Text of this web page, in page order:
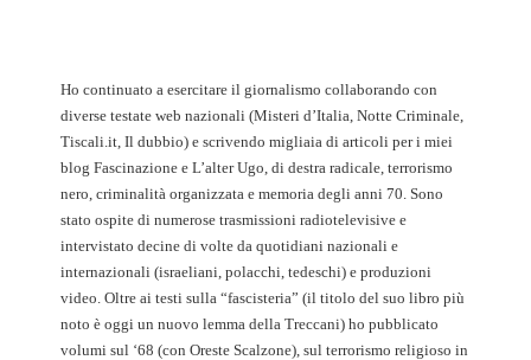
Ho continuato a esercitare il giornalismo collaborando con
diverse testate web nazionali (Misteri d’Italia, Notte Criminale,
Tiscali.it, Il dubbio) e scrivendo migliaia di articoli per i miei
blog Fascinazione e L’alter Ugo, di destra radicale, terrorismo
nero, criminalità organizzata e memoria degli anni 70. Sono
stato ospite di numerose trasmissioni radiotelevisive e
intervistato decine di volte da quotidiani nazionali e
internazionali (israeliani, polacchi, tedeschi) e produzioni
video. Oltre ai testi sulla “fascisteria” (il titolo del suo libro più
noto è oggi un nuovo lemma della Treccani) ho pubblicato
volumi sul ‘68 (con Oreste Scalzone), sul terrorismo religioso in